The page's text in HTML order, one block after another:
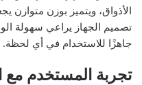
الأذواق، ويتميز بوزن متوازن
تصميم الجهاز يراعي سهولة
جاهزًا للاستخدام في أي لحظة.
تجربة المستخدم مع